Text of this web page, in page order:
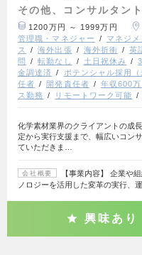
その他、コンサルタン
1200万円 ～ 1999万円
管理職・マネジャー
マネジ
ス
海外出張 海外折衝 英
問
転勤なし 土日祝休み
金調達済
ポテンシャル採用（
任者
開発責任者 年収600
ス勤務
リモートワーク可能
化学素材業界のクライアントの成
定から実行支援まで、幅広いコン
ていただきま…
会社概要
【事業内容】 企業や
ノロジーを活用した変革の実行、
興味あり